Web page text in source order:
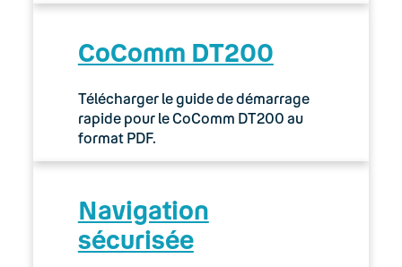
CoComm DT200
Télécharger le guide de démarrage
rapide pour le CoComm DT200 au
format PDF.
Navigation
sécurisée